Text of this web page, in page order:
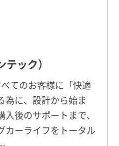
ック）
てのお客様に「快適
為に、設計から始ま
後のサポートまで、
カーライフをトータル